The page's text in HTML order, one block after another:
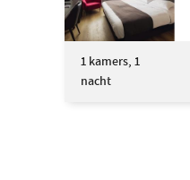
1 kamers, 1
nacht